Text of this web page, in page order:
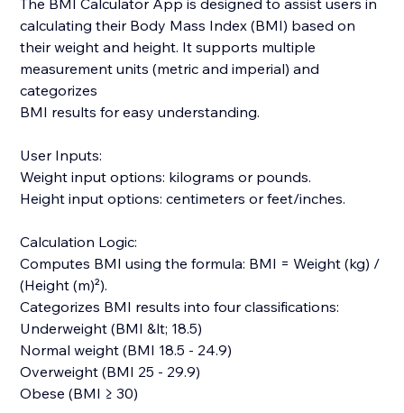
The BMI Calculator App is designed to assist users in
calculating their Body Mass Index (BMI) based on
their weight and height. It supports multiple
measurement units (metric and imperial) and
categorizes
BMI results for easy understanding.
User Inputs:
Weight input options: kilograms or pounds.
Height input options: centimeters or feet/inches.
Calculation Logic:
Computes BMI using the formula: BMI = Weight (kg) /
(Height (m)²).
Categorizes BMI results into four classifications:
Underweight (BMI &lt; 18.5)
Normal weight (BMI 18.5 - 24.9)
Overweight (BMI 25 - 29.9)
Obese (BMI ≥ 30)